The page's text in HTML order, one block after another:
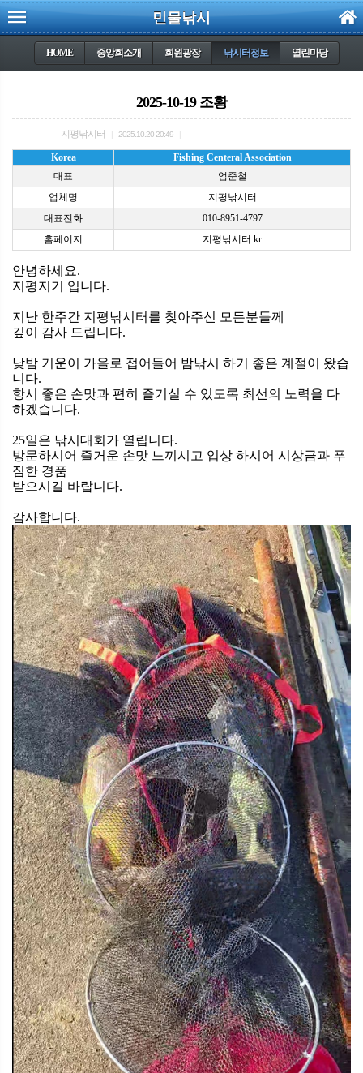
민물낚시
HOME 중앙회소개 회원광장 낚시터정보 열린마당
2025-10-19 조황
지평낚시터 2025.10.20 20:49
Korea
Fishing Centeral Association
대표
엄준철
업체명
지평낚시터
대표전화
010-8951-4797
홈페이지
지평낚시터.kr
안녕하세요.
지평지기 입니다.
지난 한주간 지평낚시터를 찾아주신 모든분들께
깊이 감사 드립니다.
낮밤 기운이 가을로 접어들어 밤낚시 하기 좋은 계절이 왔습
니다.
항시 좋은 손맛과 편히 즐기실 수 있도록 최선의 노력을 다
하겠습니다.
25일은 낚시대회가 열립니다.
방문하시어 즐거운 손맛 느끼시고 입상 하시어 시상금과 푸
짐한 경품
받으시길 바랍니다.
감사합니다.